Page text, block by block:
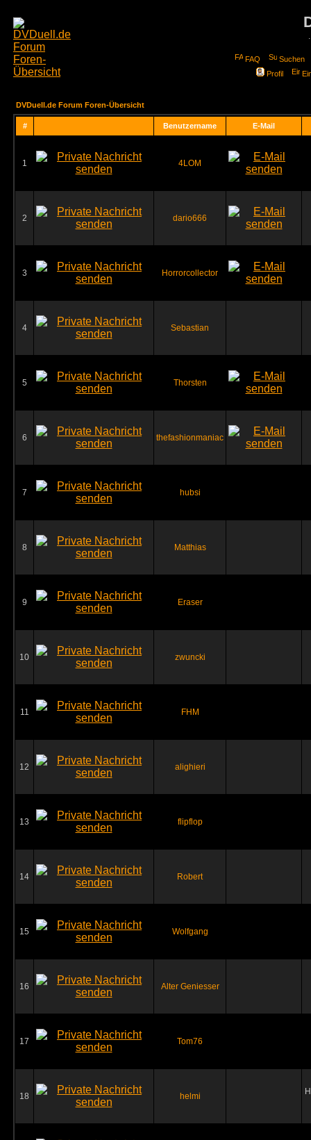
FAQ
Suchen
Profil
DVDuell.de Forum Foren-Übersicht
# Benutzername E-Mail
1 4LOM
2 dario666
3 Horrorcollector
4 Sebastian
5 Thorsten
6 thefashionmaniac
7 hubsi
8 Matthias
9 Eraser
10 zwuncki
11 FHM
12 alighieri
13 flipflop
14 Robert
15 Wolfgang
16 Alter Geniesser
17 Tom76
18 helmi